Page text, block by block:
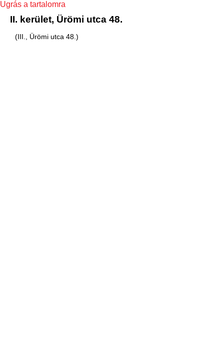
Ugrás a tartalomra
II. kerület, Ürömi utca 48.
(III., Ürömi utca 48.)